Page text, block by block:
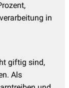
in
giftig sind,
Als